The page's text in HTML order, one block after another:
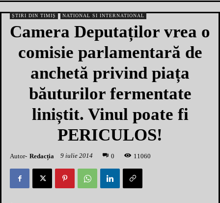
ȘTIRI DIN TIMIȘ NATIONAL SI INTERNATIONAL
Camera Deputaților vrea o
comisie parlamentară de
anchetă privind piața
băuturilor fermentate
liniștit. Vinul poate fi
PERICULOS!
Autor- Redacția 9 iulie 2014 0 1 1060